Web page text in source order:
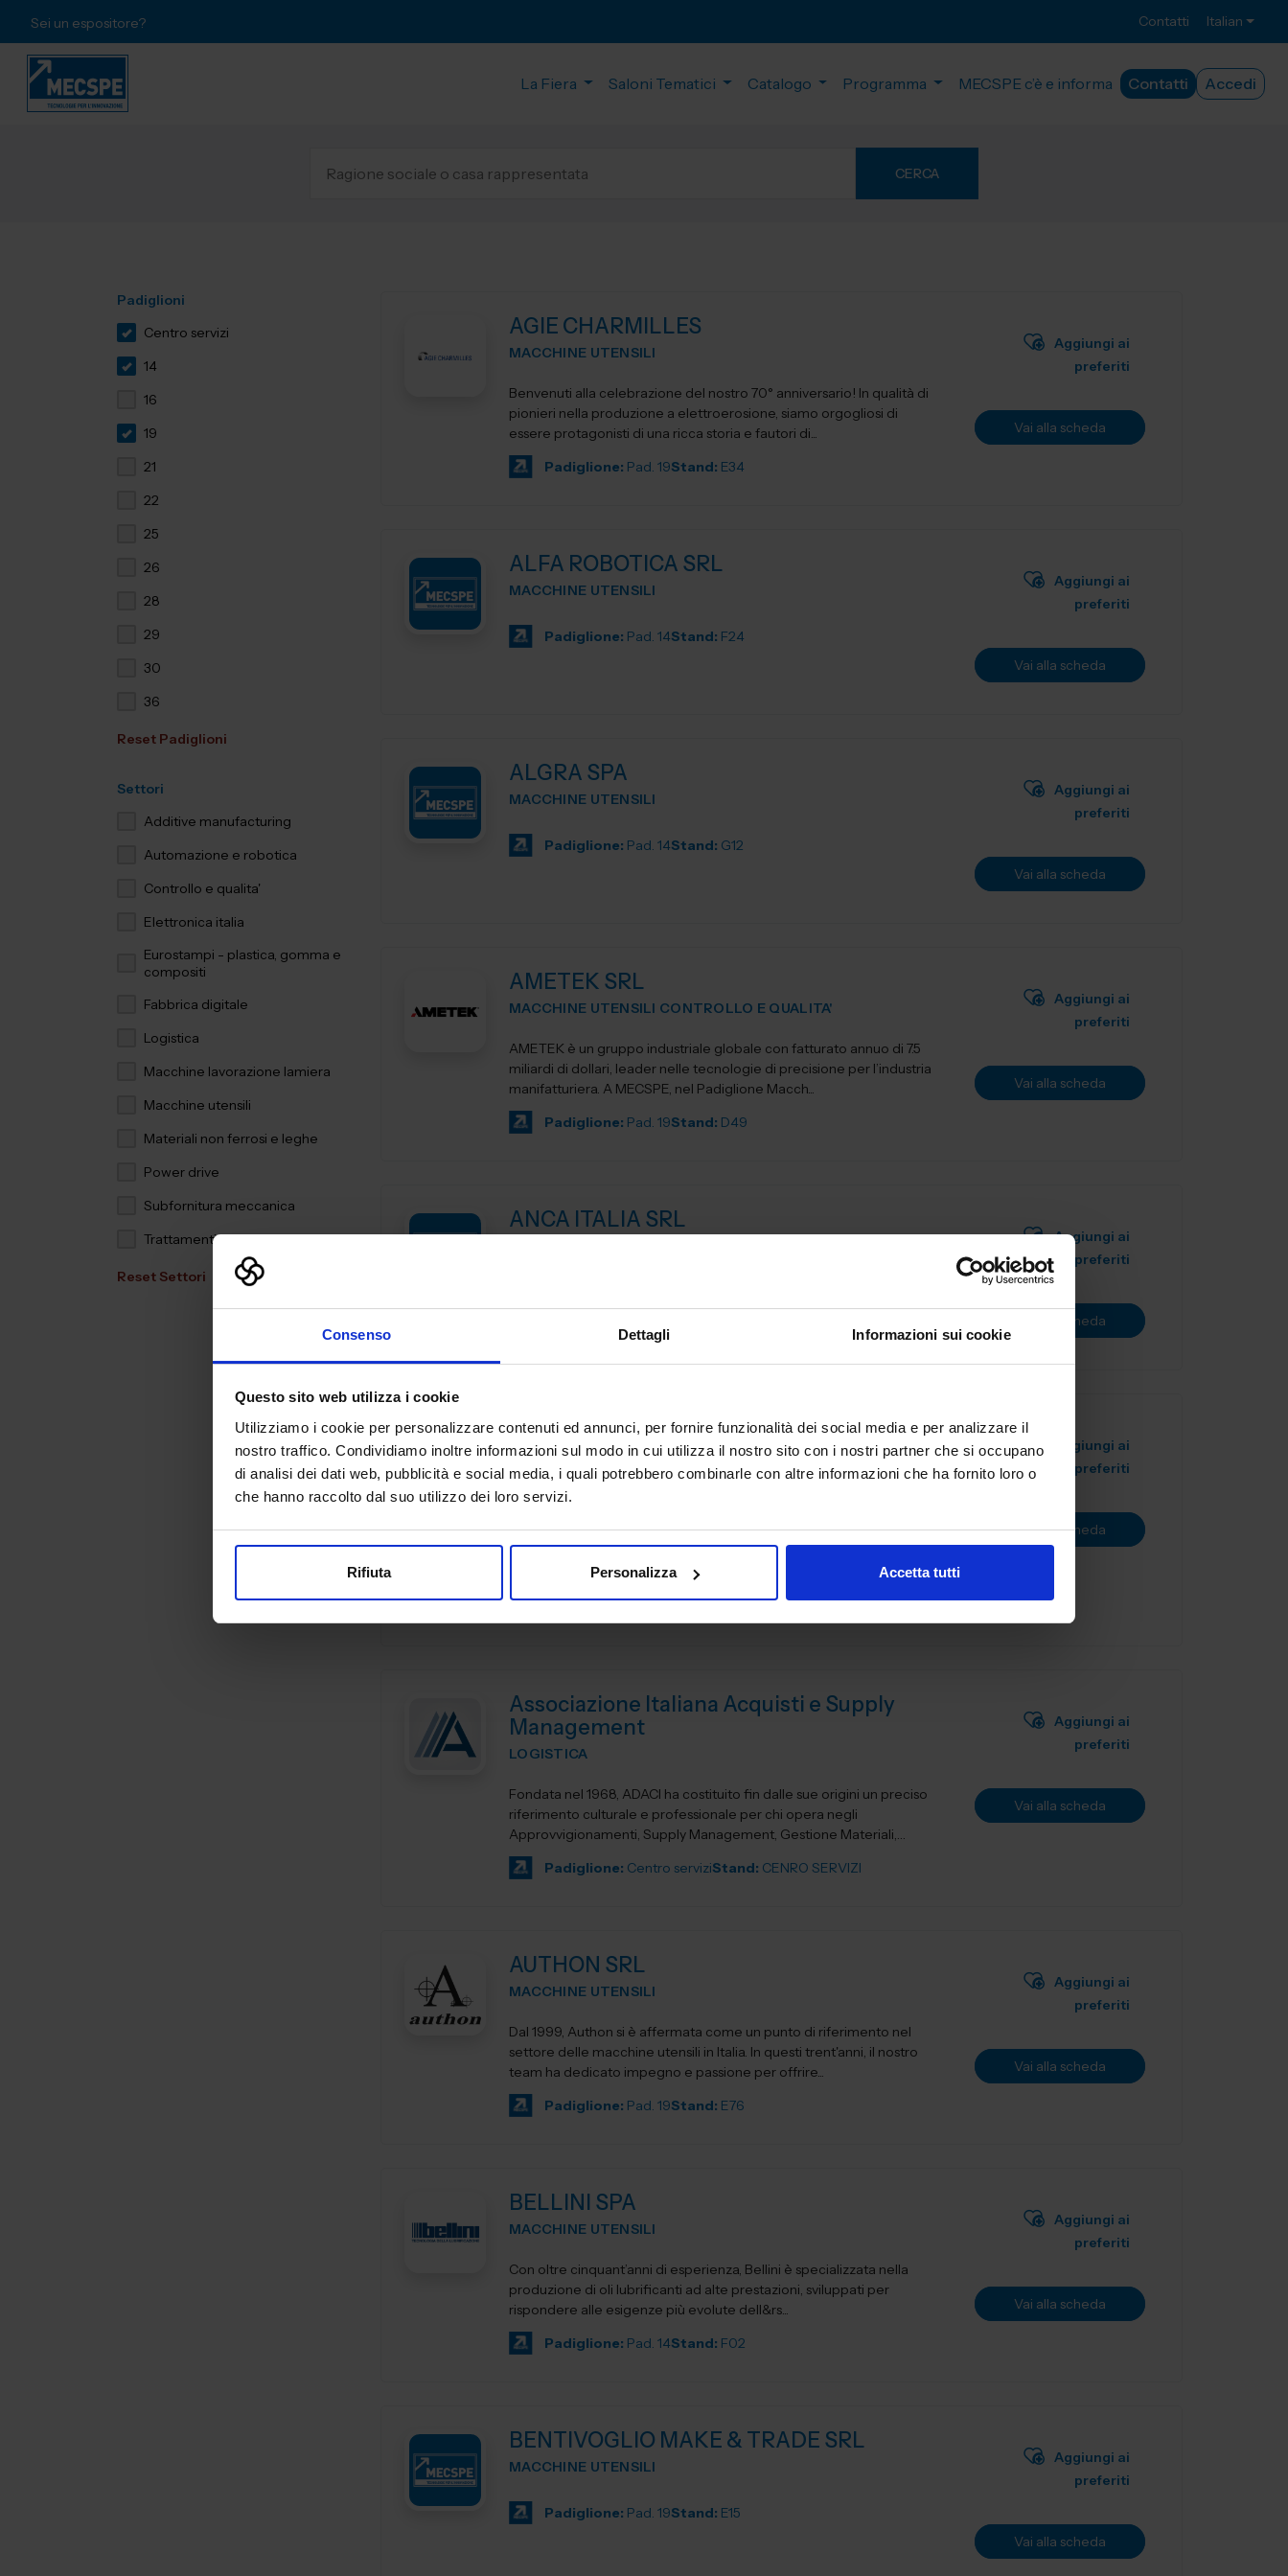
Consenso Dettagli Informazioni sui cookie
Questo sito web utilizza i cookie
Utilizziamo i cookie per personalizzare contenuti ed annunci, per fornire funzionalità dei social media e per analizzare il
nostro traffico. Condividiamo inoltre informazioni sul modo in cui utilizza il nostro sito con i nostri partner che si occupano
di analisi dei dati web, pubblicità e social media, i quali potrebbero combinarle con altre informazioni che ha fornito loro o
che hanno raccolto dal suo utilizzo dei loro servizi.
Rifiuta Personalizza Accetta tutti
Sei un espositore? Contatti Italian
La Fiera Saloni Tematici Catalogo Programma MECSPE c’è e informa Contatti Accedi
CERCA
Padiglioni
Centro servizi
14
16
19
21
22
25
26
28
29
30
36
Reset Padiglioni
Settori
Additive manufacturing
Automazione e robotica
Controllo e qualita'
Elettronica italia
Eurostampi - plastica, gomma e
compositi
Fabbrica digitale
Logistica
Macchine lavorazione lamiera
Macchine utensili
Materiali non ferrosi e leghe
Power drive
Subfornitura meccanica
Trattamenti e finiture
Reset Settori
AGIE CHARMILLES
MACCHINE UTENSILI
Benvenuti alla celebrazione del nostro 70° anniversario! In qualità di
pionieri nella produzione a elettroerosione, siamo orgogliosi di
essere protagonisti di una ricca storia e fautori di...
Padiglione: Pad. 19Stand: E34
Aggiungi ai
preferiti
Vai alla scheda
ALFA ROBOTICA SRL
MACCHINE UTENSILI
Padiglione: Pad. 14Stand: F24
Aggiungi ai
preferiti
Vai alla scheda
ALGRA SPA
MACCHINE UTENSILI
Padiglione: Pad. 14Stand: G12
Aggiungi ai
preferiti
Vai alla scheda
AMETEK SRL
MACCHINE UTENSILI CONTROLLO E QUALITA'
AMETEK è un gruppo industriale globale con fatturato annuo di 7.5
miliardi di dollari, leader nelle tecnologie di precisione per l’industria
manifatturiera. A MECSPE, nel Padiglione Macch...
Padiglione: Pad. 19Stand: D49
Aggiungi ai
preferiti
Vai alla scheda
ANCA ITALIA SRL
Aggiungi ai
preferiti
Vai alla scheda
ANFIA
AUTOMAZIONE E ROBOTICA ELETTRONICA ITALIA
Nata a Torino nel 1912, ANFIA - Associazione Nazionale Filiera
rappresentare gli interessi delle Associate nei confronti delle isti...
Padiglione:Pad. 28Stand:
Aggiungi ai
preferiti
Vai alla scheda
Associazione Italiana Acquisti e Supply
Management
LOGISTICA
Fondata nel 1968, ADACI ha costituito fin dalle sue origini un preciso
riferimento culturale e professionale per chi opera negli
Approvvigionamenti, Supply Management, Gestione Materiali,
Logistica e...
Padiglione: Centro serviziStand: CENRO SERVIZI
Aggiungi ai
preferiti
Vai alla scheda
AUTHON SRL
MACCHINE UTENSILI
Dal 1999, Authon si è affermata come un punto di riferimento nel
settore delle macchine utensili in Italia. In questi trent'anni, il nostro
team ha dedicato impegno e passione per offrire...
Padiglione: Pad. 19Stand: E76
Aggiungi ai
preferiti
Vai alla scheda
BELLINI SPA
MACCHINE UTENSILI
Con oltre cinquant’anni di esperienza, Bellini è specializzata nella
produzione di oli lubrificanti ad alte prestazioni, sviluppati per
rispondere alle esigenze più evolute dell&rs...
Padiglione: Pad. 14Stand: F02
Aggiungi ai
preferiti
Vai alla scheda
BENTIVOGLIO MAKE & TRADE SRL
MACCHINE UTENSILI
Padiglione: Pad. 19Stand: E15
Aggiungi ai
preferiti
Vai alla scheda